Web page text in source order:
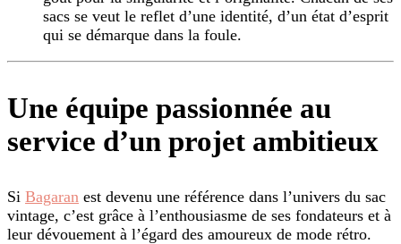
sacs se veut le reflet d’une identité, d’un état d’esprit
qui se démarque dans la foule.
Une équipe passionnée au
service d’un projet ambitieux
Si Bagaran est devenu une référence dans l’univers du sac
vintage, c’est grâce à l’enthousiasme de ses fondateurs et à
leur dévouement à l’égard des amoureux de mode rétro.